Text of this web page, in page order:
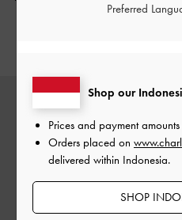
Shop our
Prices and payment
Orders placed on
delivered within Indonesia.
SHOP
Preferred